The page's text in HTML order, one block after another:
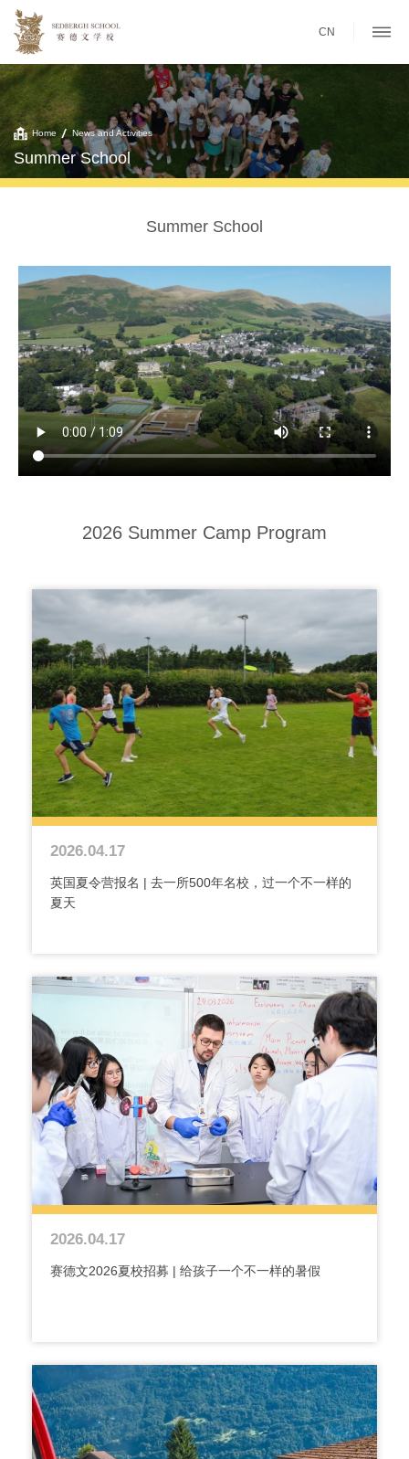
CN
Home News and Activities
Summer School
Summer School
2026 Summer Camp Program
2026.04.17
英国夏令营报名 | 去一所500年名校，过一个不一样的
夏天
2026.04.17
赛德文2026夏校招募 | 给孩子一个不一样的暑假